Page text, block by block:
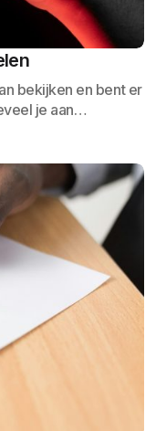
bekijken en bent er
je aan…